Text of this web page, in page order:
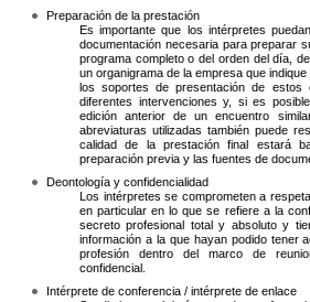
Preparación de la prestación
Es importante que los intérpretes
documentación necesaria para preparar
programa completo o del orden del día,
un organigrama de la empresa que
los soportes de presentación de
diferentes intervenciones y, si es
edición anterior de un encuentro
abreviaturas utilizadas también puede
calidad de la prestación final estará
preparación previa y las fuentes de
Deontología y confidencialidad
Los intérpretes se comprometen a
en particular en lo que se refiere a la
secreto profesional total y absoluto y
información a la que hayan podido tener
profesión dentro del marco de
confidencial.
Intérprete de conferencia / intérprete de enlace